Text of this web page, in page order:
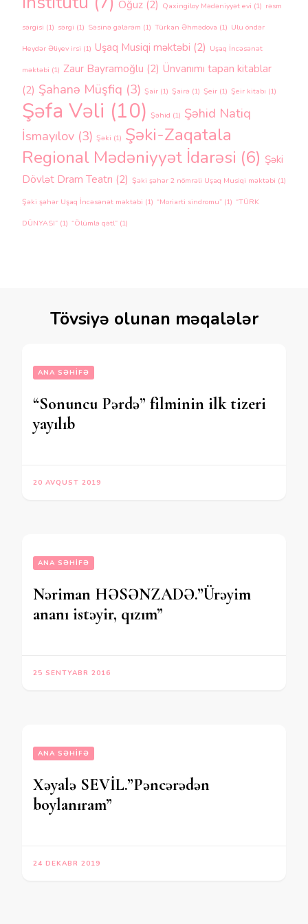
Oğuz (2) Qaxingiloy Mədəniyyət evi (1) rəsm
sərgisi (1) sərgi (1) Səsinə gələrəm (1) Türkan Əhmədova (1) Ulu öndər
Heydər Əliyev irsi (1) Uşaq Musiqi məktəbi (2) Uşaq İncəsənət
məktəbi (1) Zaur Bayramoğlu (2) Ünvanımı tapan kitablar
(2) Şahanə Müşfiq (3) Şair (1) Şairə (1) Şeir (1) Şeir kitabı (1)
Şəfa Vəli (10) Şəhid (1) Şəhid Natiq
İsmayılov (3) Şəki (1) Şəki-Zaqatala
Regional Mədəniyyət İdarəsi (6) Şəki
Dövlət Dram Teatrı (2) Şəki şəhər 2 nömrəli Uşaq Musiqi məktəbi (1)
Şəki şəhər Uşaq İncəsənət məktəbi (1) “Moriarti sindromu” (1) “TÜRK
DÜNYASI” (1) “Ölümlə qətl” (1)
Tövsiyə olunan məqalələr
ANA SƏHIFƏ
“Sonuncu Pərdə” filminin ilk tizeri
yayılıb
20 AVQUST 2019
ANA SƏHIFƏ
Nəriman HƏSƏNZADƏ.”Ürəyim
ananı istəyir, qızım”
25 SENTYABR 2016
ANA SƏHIFƏ
Xəyalə SEVİL.”Pəncərədən
boylanıram”
24 DEKABR 2019